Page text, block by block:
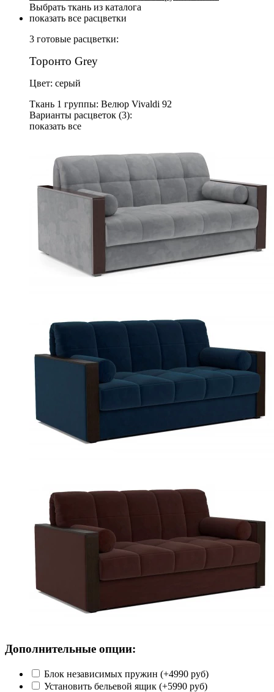
Выбрать ткань из каталога
показать все расцветки
3 готовые расцветки:
Торонто Grey
Цвет: серый
Ткань 1 группы: Велюр Vivaldi 92
Варианты расцветок (3):
показать все
Дополнительные опции:
Блок независимых пружин (+4990 руб)
Установить бельевой ящик (+5990 руб)